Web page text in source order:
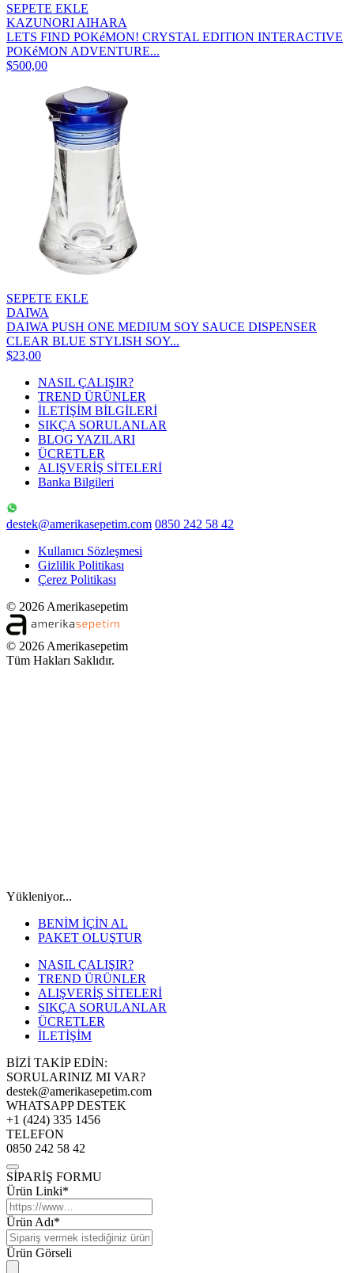
SEPETE EKLE
KAZUNORI AIHARA
LETS FIND POKéMON! CRYSTAL EDITION INTERACTIVE
POKéMON ADVENTURE...
$500,00
SEPETE EKLE
DAIWA
DAIWA PUSH ONE MEDIUM SOY SAUCE DISPENSER
CLEAR BLUE STYLISH SOY...
$23,00
NASIL ÇALIŞIR?
TREND ÜRÜNLER
İLETİŞİM BİLGİLERİ
SIKÇA SORULANLAR
BLOG YAZILARI
ÜCRETLER
ALIŞVERİŞ SİTELERİ
Banka Bilgileri
destek@amerikasepetim.com 0850 242 58 42
Kullanıcı Sözleşmesi
Gizlilik Politikası
Çerez Politikası
© 2026 Amerikasepetim
© 2026 Amerikasepetim
Tüm Hakları Saklıdır.
Yükleniyor...
BENİM İÇİN AL
PAKET OLUŞTUR
NASIL ÇALIŞIR?
TREND ÜRÜNLER
ALIŞVERİŞ SİTELERİ
SIKÇA SORULANLAR
ÜCRETLER
İLETİŞİM
BİZİ TAKİP EDİN:
SORULARINIZ MI VAR?
destek@amerikasepetim.com
WHATSAPP DESTEK
+1 (424) 335 1456
TELEFON
0850 242 58 42
SİPARİŞ FORMU
Ürün Linki*
Ürün Adı*
Ürün Görseli